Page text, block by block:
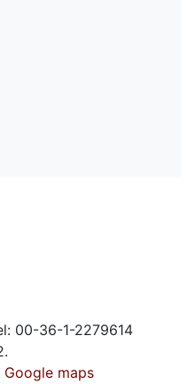
00-36-1-2279614
maps